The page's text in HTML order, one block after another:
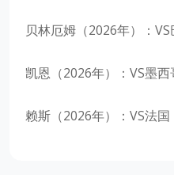
贝林厄姆（2026年）：VS
凯恩（2026年）：VS墨西
赖斯（2026年）：VS法国